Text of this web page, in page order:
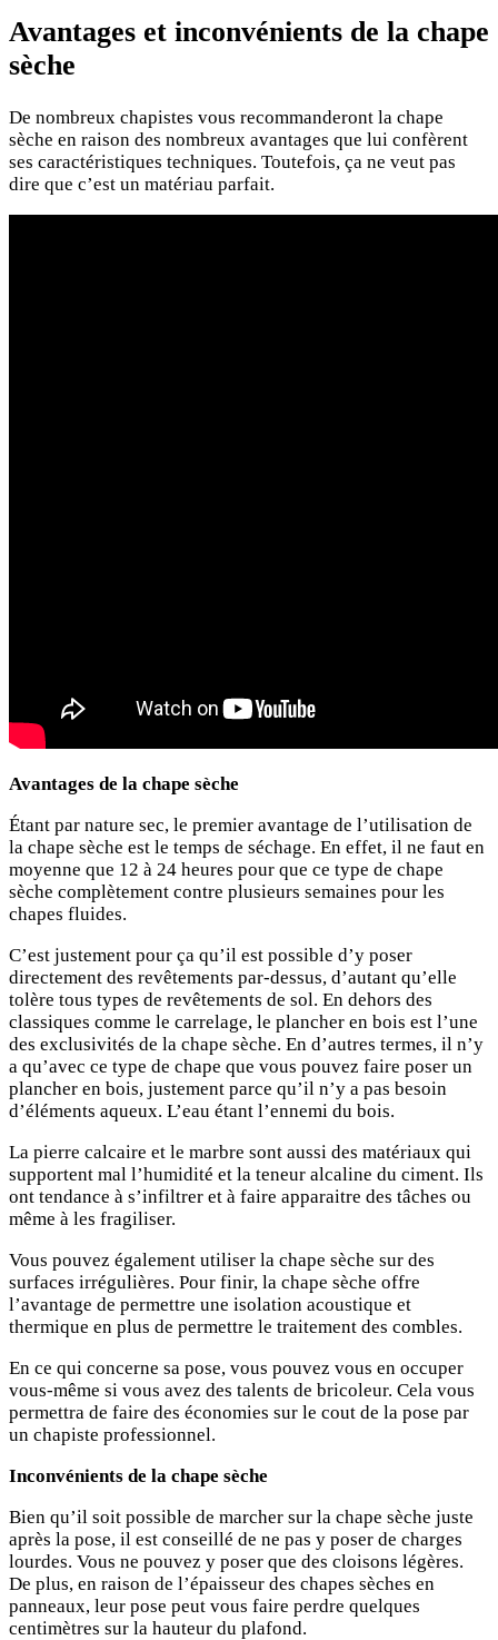
Avantages et inconvénients de la chape
sèche
De nombreux chapistes vous recommanderont la chape
sèche en raison des nombreux avantages que lui confèrent
ses caractéristiques techniques. Toutefois, ça ne veut pas
dire que c’est un matériau parfait.
Avantages de la chape sèche
Étant par nature sec, le premier avantage de l’utilisation de
la chape sèche est le temps de séchage. En effet, il ne faut en
moyenne que 12 à 24 heures pour que ce type de chape
sèche complètement contre plusieurs semaines pour les
chapes fluides.
C’est justement pour ça qu’il est possible d’y poser
directement des revêtements par-dessus, d’autant qu’elle
tolère tous types de revêtements de sol. En dehors des
classiques comme le carrelage, le plancher en bois est l’une
des exclusivités de la chape sèche. En d’autres termes, il n’y
a qu’avec ce type de chape que vous pouvez faire poser un
plancher en bois, justement parce qu’il n’y a pas besoin
d’éléments aqueux. L’eau étant l’ennemi du bois.
La pierre calcaire et le marbre sont aussi des matériaux qui
supportent mal l’humidité et la teneur alcaline du ciment. Ils
ont tendance à s’infiltrer et à faire apparaitre des tâches ou
même à les fragiliser.
Vous pouvez également utiliser la chape sèche sur des
surfaces irrégulières. Pour finir, la chape sèche offre
l’avantage de permettre une isolation acoustique et
thermique en plus de permettre le traitement des combles.
En ce qui concerne sa pose, vous pouvez vous en occuper
vous-même si vous avez des talents de bricoleur. Cela vous
permettra de faire des économies sur le cout de la pose par
un chapiste professionnel.
Inconvénients de la chape sèche
Bien qu’il soit possible de marcher sur la chape sèche juste
après la pose, il est conseillé de ne pas y poser de charges
lourdes. Vous ne pouvez y poser que des cloisons légères.
De plus, en raison de l’épaisseur des chapes sèches en
panneaux, leur pose peut vous faire perdre quelques
centimètres sur la hauteur du plafond.